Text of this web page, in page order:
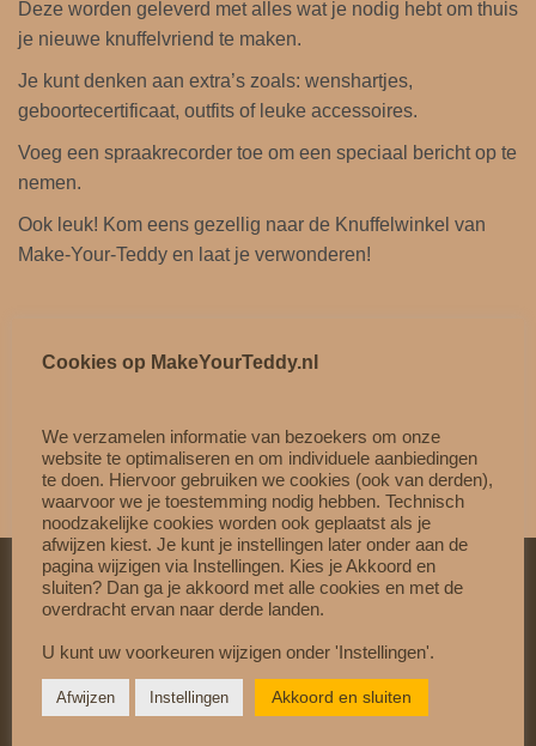
Deze worden geleverd met alles wat je nodig hebt om thuis
je nieuwe knuffelvriend te maken.
Je kunt denken aan extra’s zoals: wenshartjes,
geboortecertificaat, outfits of leuke accessoires.
Voeg een spraakrecorder toe om een ​​speciaal bericht op te
nemen.
Ook leuk! Kom eens gezellig naar de Knuffelwinkel van
Make-Your-Teddy en laat je verwonderen!
JAAR’
VEILIG & VERTROUWD
Betaal veilig metMollie
Gratis verzending vanaf €60,-
Cookies op MakeYourTeddy.nl
We verzamelen informatie van bezoekers om onze
website te optimaliseren en om individuele aanbiedingen
te doen. Hiervoor gebruiken we cookies (ook van derden),
waarvoor we je toestemming nodig hebben. Technisch
noodzakelijke cookies worden ook geplaatst als je
afwijzen kiest. Je kunt je instellingen later onder aan de
pagina wijzigen via Instellingen. Kies je Akkoord en
sluiten? Dan ga je akkoord met alle cookies en met de
overdracht ervan naar derde landen.
U kunt uw voorkeuren wijzigen onder 'Instellingen'.
Afwijzen Instellingen Akkoord en sluiten